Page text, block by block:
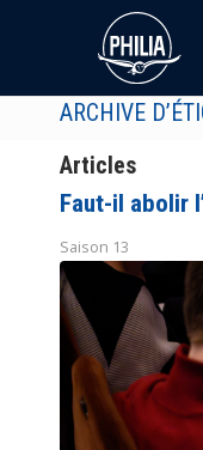
ARCHIVE
Articles
Faut-il abolir
Saison 13